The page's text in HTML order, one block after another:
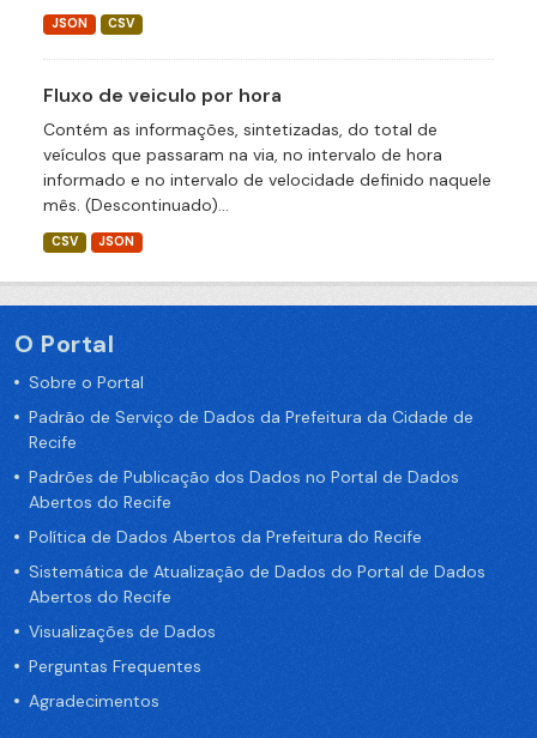
JSON CSV
Fluxo de veiculo por hora
Contém as informações, sintetizadas, do total de
veículos que passaram na via, no intervalo de hora
informado e no intervalo de velocidade definido naquele
mês. (Descontinuado)...
CSV JSON
O Portal
Sobre o Portal
Padrão de Serviço de Dados da Prefeitura da Cidade de
Recife
Padrões de Publicação dos Dados no Portal de Dados
Abertos do Recife
Política de Dados Abertos da Prefeitura do Recife
Sistemática de Atualização de Dados do Portal de Dados
Abertos do Recife
Visualizações de Dados
Perguntas Frequentes
Agradecimentos